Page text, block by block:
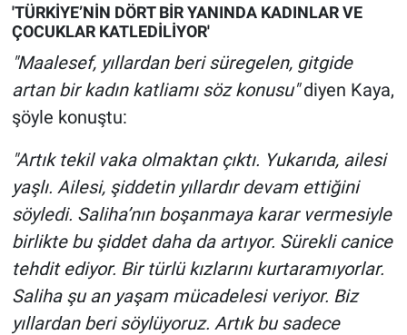
'TÜRKİYE’NİN DÖRT BİR YANINDA KADINLAR VE
ÇOCUKLAR KATLEDİLİYOR'
"Maalesef, yıllardan beri süregelen, gitgide
artan bir kadın katliamı söz konusu"diyen Kaya,
şöyle konuştu:
"Artık tekil vaka olmaktan çıktı. Yukarıda, ailesi
yaşlı. Ailesi, şiddetin yıllardır devam ettiğini
söyledi. Saliha’nın boşanmaya karar vermesiyle
birlikte bu şiddet daha da artıyor. Sürekli canice
tehdit ediyor. Bir türlü kızlarını kurtaramıyorlar.
Saliha şu an yaşam mücadelesi veriyor. Biz
yıllardan beri söylüyoruz. Artık bu sadece
Popüler
Programlar
Sağlık
Spor
Teknoloji
Türkiye'nin Geleceği
Türkiye'nin Gündemi